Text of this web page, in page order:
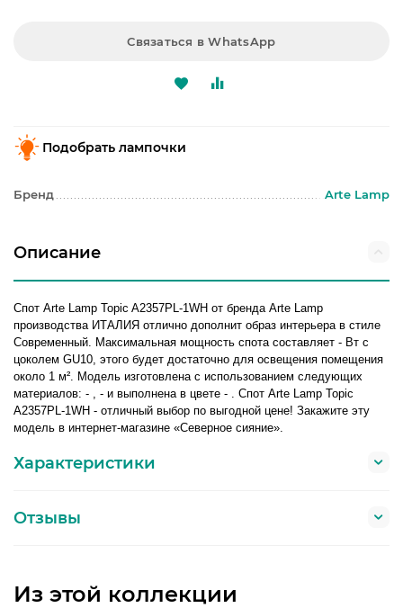
Связаться в WhatsApp
Подобрать лампочки
Бренд Arte Lamp
Описание
Спот Arte Lamp Topic A2357PL-1WH от бренда Arte Lamp
производства ИТАЛИЯ отлично дополнит образ интерьера в стиле
Современный. Максимальная мощность спота составляет - Вт с
цоколем GU10, этого будет достаточно для освещения помещения
около 1 м². Модель изготовлена с использованием следующих
материалов: - , - и выполнена в цвете - . Спот Arte Lamp Topic
A2357PL-1WH - отличный выбор по выгодной цене! Закажите эту
модель в интернет-магазине «Северное сияние».
Характеристики
Отзывы
Из этой коллекции